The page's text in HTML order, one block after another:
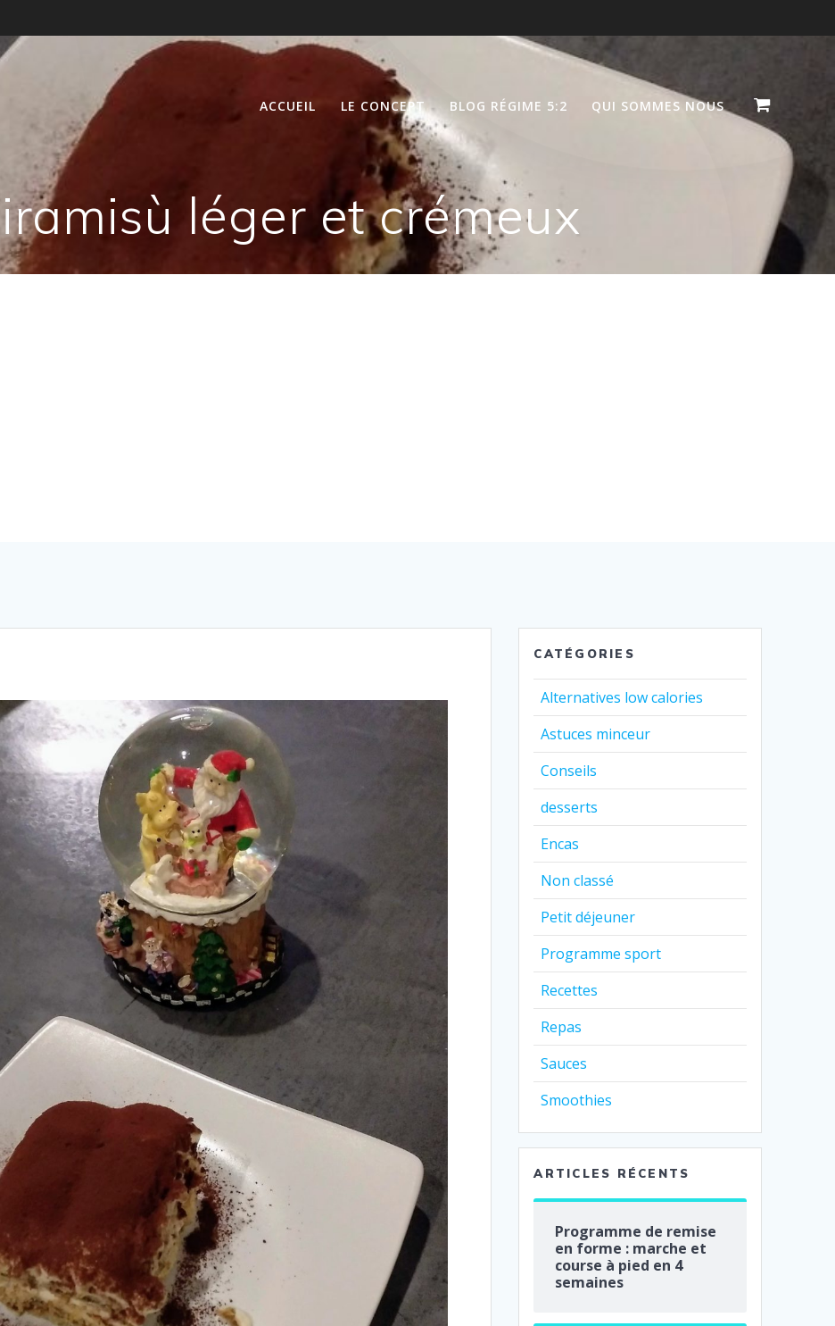
ACCUEIL LE CONCEPT BLOG RÉGIME 5:2 QUI SOMMES NOUS
léger et crémeux
CATÉGORIES
Alternatives low calories
Astuces minceur
Conseils
desserts
Encas
Non classé
Petit déjeuner
Programme sport
Recettes
Repas
Sauces
Smoothies
ARTICLES RÉCENTS
Programme de remise
en forme : marche et
course à pied en 4
semaines